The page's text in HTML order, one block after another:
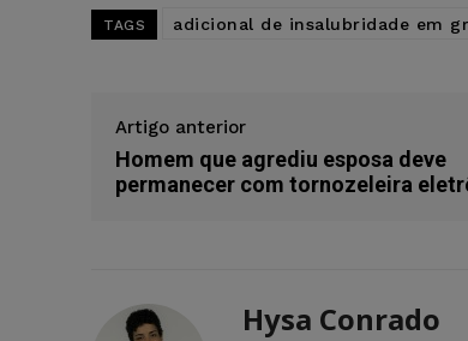
TAGS adicional de insalubridade em
Artigo anterior
Homem que agrediu esposa deve
permanecer com tornozeleira
Hysa Conrado